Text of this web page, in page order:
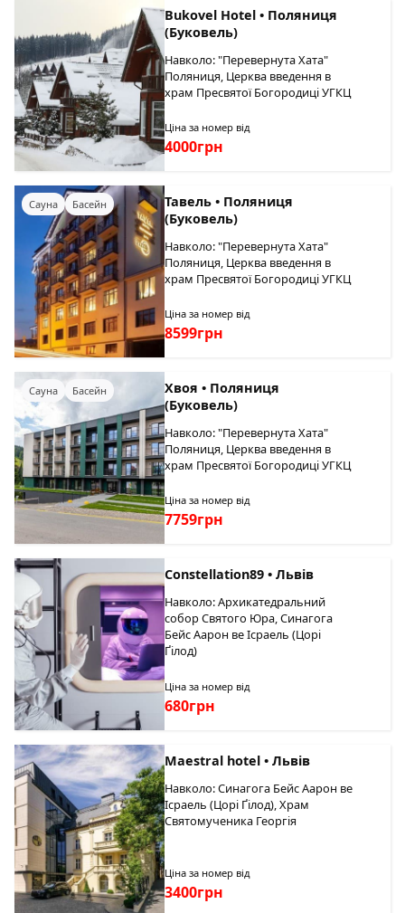
Bukovel Hotel • Поляниця
(Буковель)
Навколо: "Перевернута Хата"
Поляниця, Церква введення в
храм Пресвятої Богородиці УГКЦ
Ціна за номер від
4000грн
Сауна Басейн
Тавель • Поляниця
(Буковель)
Навколо: "Перевернута Хата"
Поляниця, Церква введення в
храм Пресвятої Богородиці УГКЦ
Ціна за номер від
8599грн
Сауна Басейн
Хвоя • Поляниця
(Буковель)
Навколо: "Перевернута Хата"
Поляниця, Церква введення в
храм Пресвятої Богородиці УГКЦ
Ціна за номер від
7759грн
Constellation89 • Львів
Навколо: Архикатедральний
собор Святого Юра, Синагога
Бейс Аарон ве Ісраель (Цорі
Ґілод)
Ціна за номер від
680грн
Maestral hotel • Львів
Навколо: Синагога Бейс Аарон ве
Ісраель (Цорі Ґілод), Храм
Святомученика Георгія
Ціна за номер від
3400грн